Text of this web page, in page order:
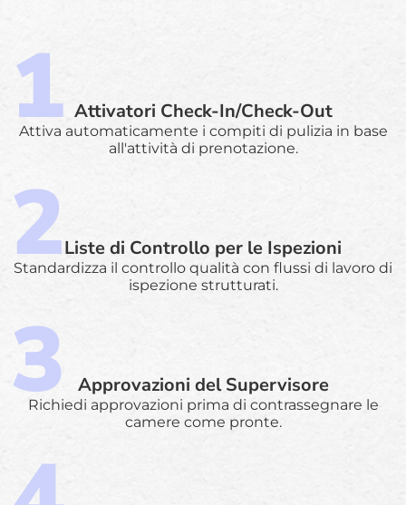
Attivatori Check-In/Check-Out
Attiva automaticamente i compiti di pulizia in base
all'attività di prenotazione.
Liste di Controllo per le Ispezioni
Standardizza il controllo qualità con flussi di lavoro di
ispezione strutturati.
Approvazioni del Supervisore
Richiedi approvazioni prima di contrassegnare le
camere come pronte.